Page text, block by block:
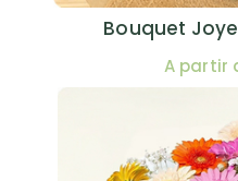
Bouquet
A partir